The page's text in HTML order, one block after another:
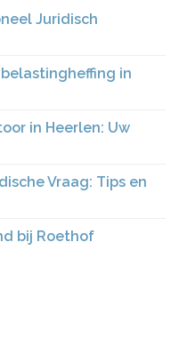
Juridisch
in
in Heerlen: Uw
Vraag: Tips en
bij Roethof